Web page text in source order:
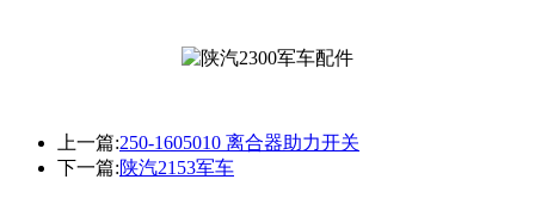
上一篇:250-1605010 离合器助力开关
下一篇:陕汽2153军车